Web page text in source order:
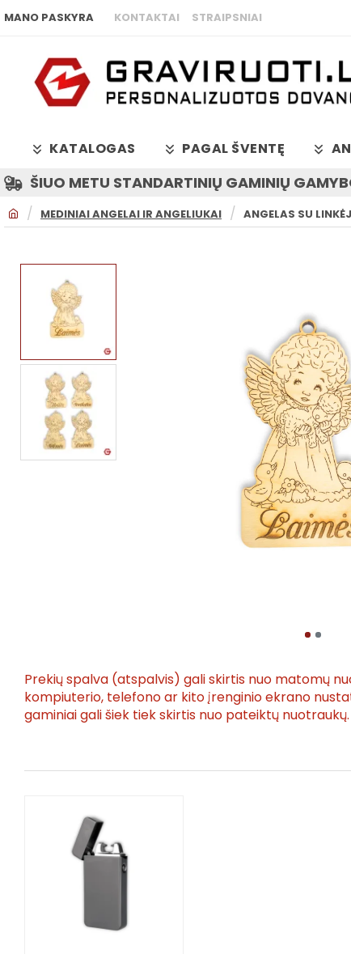
MANO PASKYRA KONTAKTAI STRAIPSNIAI
KATALOGAS PAGAL ŠVENTĘ
O
MEDINIAI ANGELAI IR ANGELIUKAI ANGELAS SU
ŠIUO METU STANDARTINIŲ GAMINIŲ
Prekių spalva (atspalvis) gali skirtis nuo matomų
kompiuterio, telefono ar kito įrenginio ekrano
gaminiai gali šiek tiek skirtis nuo pateiktų nuotraukų.